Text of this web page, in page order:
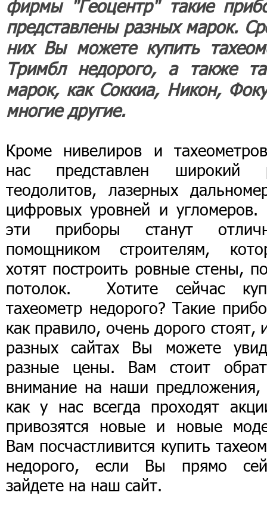
фирмы "Геоцентр" такие
представлены разных марок.
них Вы можете купить
Тримбл недорого, а также
марок, как Соккиа, Никон,
многие другие.
Кроме нивелиров и
нас представлен широкий
теодолитов, лазерных
цифровых уровней и угломеров.
эти приборы станут
помощником строителям,
хотят построить ровные стены,
потолок. Хотите сейчас
тахеометр недорого? Такие
как правило, очень дорого стоят,
разных сайтах Вы можете
разные цены. Вам стоит
внимание на наши предложения,
как у нас всегда проходят
привозятся новые и новые
Вам посчастливится купить
недорого, если Вы прямо
зайдете на наш сайт.